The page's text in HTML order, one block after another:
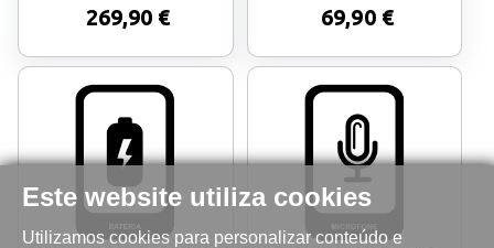
Este website utiliza cookies
Utilizamos cookies para personalizar conteúdo e
269,90 € 69,90 €